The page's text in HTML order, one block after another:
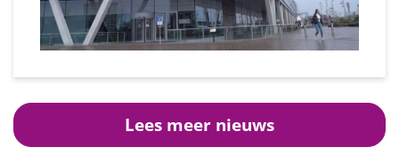
Lees meer nieuws